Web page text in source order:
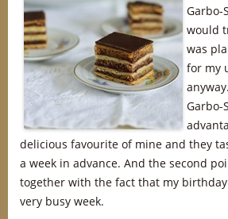
Garbo-
would
was
for my
Garbo-
delicious favourite of mine and they
a week in advance. And the second
together with the fact that my
very busy week.